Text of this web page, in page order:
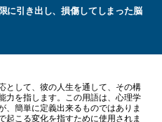
に引き出し、損傷してしまった脳
として、彼の人生を通して、その構
力を指します。この用語は、心理学
、簡単に定義出来るものではありま
起こる変化を指すために使用されま